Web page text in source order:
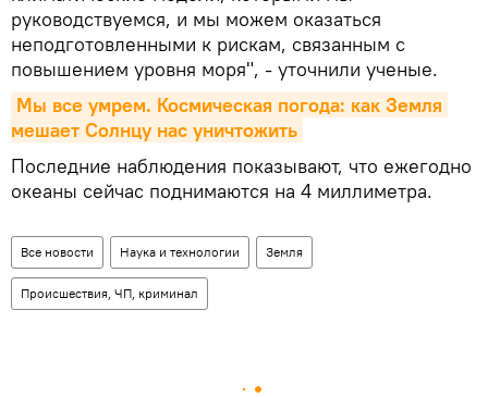
руководствуемся, и мы можем оказаться
неподготовленными к рискам, связанным с
повышением уровня моря", - уточнили ученые.
Мы все умрем. Космическая погода: как Земля
мешает Солнцу нас уничтожить
Последние наблюдения показывают, что ежегодно
океаны сейчас поднимаются на 4 миллиметра.
Все новости Наука и технологии Земля
Происшествия, ЧП, криминал